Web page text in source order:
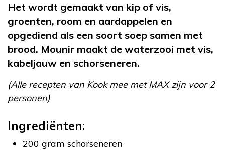
Het wordt gemaakt van kip of vis,
groenten, room en aardappelen en
opgediend als een soort soep samen met
brood. Mounir maakt de waterzooi met vis,
kabeljauw en schorseneren.
(Alle recepten van Kook mee met MAX zijn voor 2
personen)
Ingrediënten:
200 gram schorseneren